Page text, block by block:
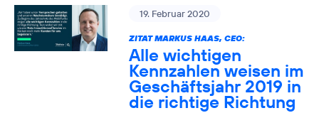
19. Februar 2020
ZITAT MARKUS HAAS, CEO:
Alle wichtigen
Kennzahlen weisen im
Geschäftsjahr 2019 in
die richtige Richtung